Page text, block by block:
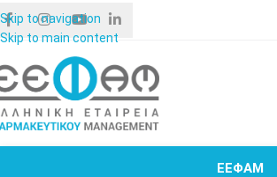
Skip to navigation
Skip to main content
ΕΕΦΑΜ